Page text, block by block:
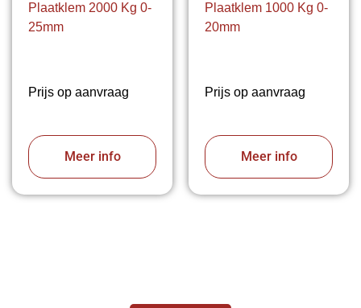
Plaatklem 2000 Kg 0-
25mm
Prijs op aanvraag
Meer info
Plaatklem 1000 Kg 0-
20mm
Prijs op aanvraag
Meer info